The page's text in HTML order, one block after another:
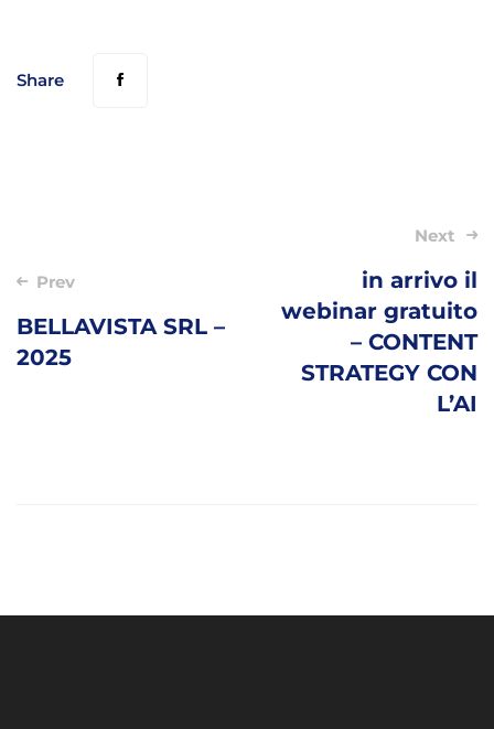
Share
navigation
Prev
BELLAVISTA SRL –
2025
Next
in arrivo il
webinar gratuito
– CONTENT
STRATEGY CON
L’AI